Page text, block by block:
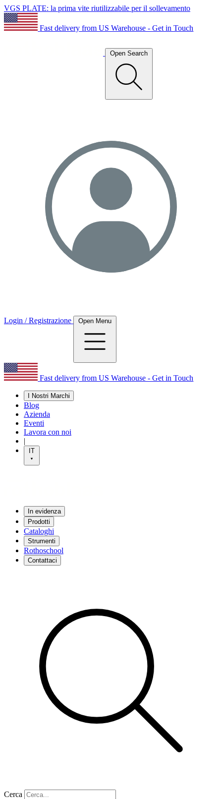
VGS PLATE: la prima vite riutilizzabile per il sollevamento
Fast delivery from US Warehouse - Get in Touch
Open Search
Login / Registrazione Open Menu
Fast delivery from US Warehouse - Get in Touch
I Nostri Marchi
Blog
Azienda
Eventi
Lavora con noi
|
IT
In evidenza
Prodotti
Cataloghi
Strumenti
Rothoschool
Contattaci
Cerca